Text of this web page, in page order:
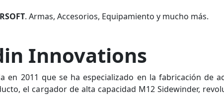
. Armas, Accesorios, Equipamiento y mucho más.
Innovations
2011 que se ha especializado en la fabricación de
el cargador de alta capacidad M12 Sidewinder,